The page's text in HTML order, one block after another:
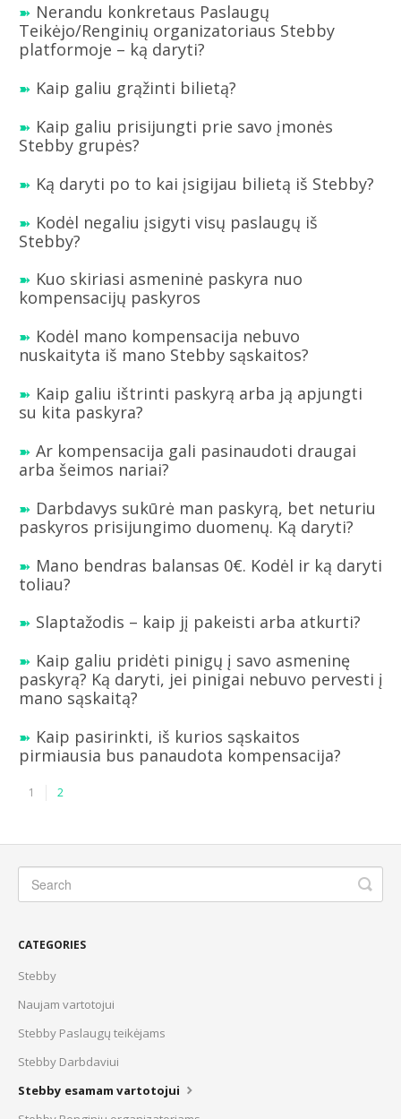
Nerandu konkretaus Paslaugų
Teikėjo/Renginių organizatoriaus Stebby
platformoje – ką daryti?
Kaip galiu grąžinti bilietą?
Kaip galiu prisijungti prie savo įmonės
Stebby grupės?
Ką daryti po to kai įsigijau bilietą iš Stebby?
Kodėl negaliu įsigyti visų paslaugų iš
Stebby?
Kuo skiriasi asmeninė paskyra nuo
kompensacijų paskyros
Kodėl mano kompensacija nebuvo
nuskaityta iš mano Stebby sąskaitos?
Kaip galiu ištrinti paskyrą arba ją apjungti
su kita paskyra?
Ar kompensacija gali pasinaudoti draugai
arba šeimos nariai?
Darbdavys sukūrė man paskyrą, bet neturiu
paskyros prisijungimo duomenų. Ką daryti?
Mano bendras balansas 0€. Kodėl ir ką daryti
toliau?
Slaptažodis – kaip jį pakeisti arba atkurti?
Kaip galiu pridėti pinigų į savo asmeninę
paskyrą? Ką daryti, jei pinigai nebuvo pervesti į
mano sąskaitą?
Kaip pasirinkti, iš kurios sąskaitos
pirmiausia bus panaudota kompensacija?
1 2
CATEGORIES
Stebby
Naujam vartotojui
Stebby Paslaugų teikėjams
Stebby Darbdaviui
Stebby esamam vartotojui